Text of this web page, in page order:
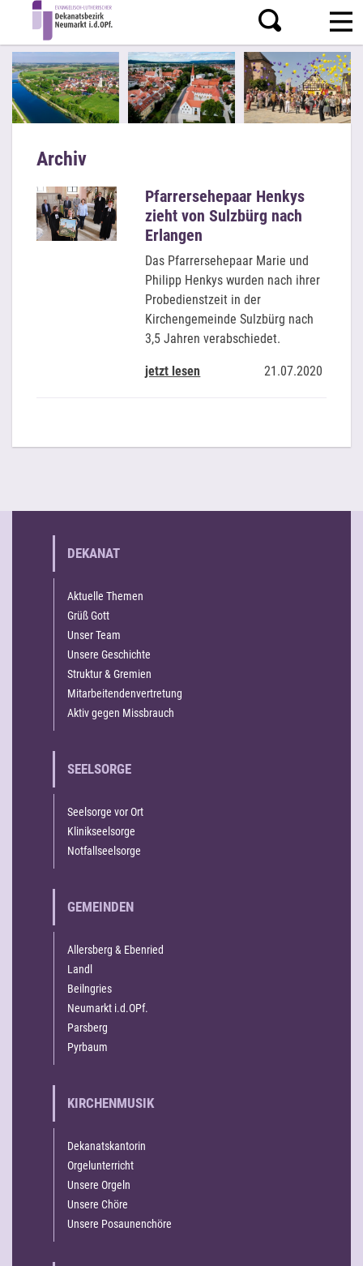
Archiv
Pfarrersehepaar Henkys
zieht von Sulzbürg nach
Erlangen
Das Pfarrersehepaar Marie und
Philipp Henkys wurden nach ihrer
Probedienstzeit in der
Kirchengemeinde Sulzbürg nach
3,5 Jahren verabschiedet.
jetzt lesen 21.07.2020
DEKANAT
Aktuelle Themen
Grüß Gott
Unser Team
Unsere Geschichte
Struktur & Gremien
Mitarbeitendenvertretung
Aktiv gegen Missbrauch
SEELSORGE
Seelsorge vor Ort
Klinikseelsorge
Notfallseelsorge
GEMEINDEN
Allersberg & Ebenried
Landl
Beilngries
Neumarkt i.d.OPf.
Parsberg
Pyrbaum
KIRCHENMUSIK
Dekanatskantorin
Orgelunterricht
Unsere Orgeln
Unsere Chöre
Unsere Posaunenchöre